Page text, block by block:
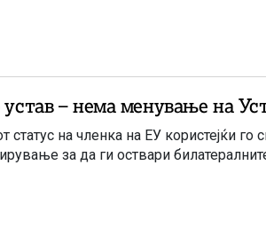
– нема менување на
статус на членка на ЕУ користејќи го
за да ги оствари